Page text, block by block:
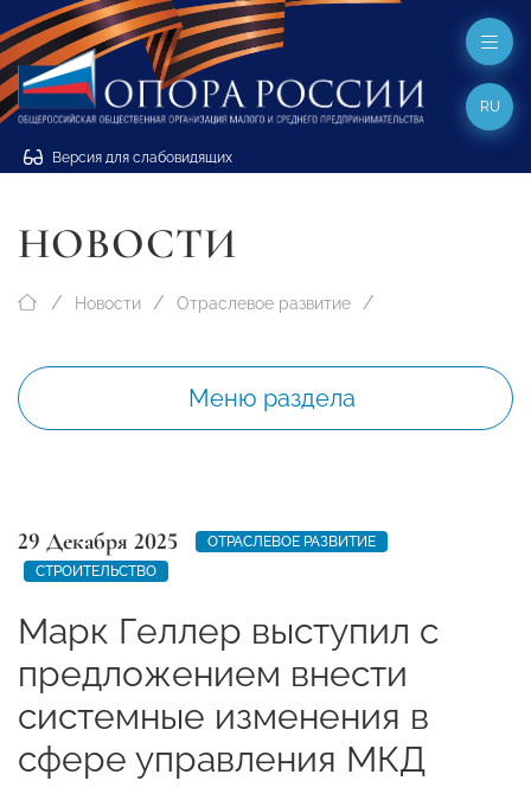
Версия для слабовидящих
RU
НОВОСТИ
Новости Отраслевое развитие
Меню раздела
29 Декабря 2025
ОТРАСЛЕВОЕ РАЗВИТИЕ
СТРОИТЕЛЬСТВО
Марк Геллер выступил с
предложением внести
системные изменения в
сфере управления МКД